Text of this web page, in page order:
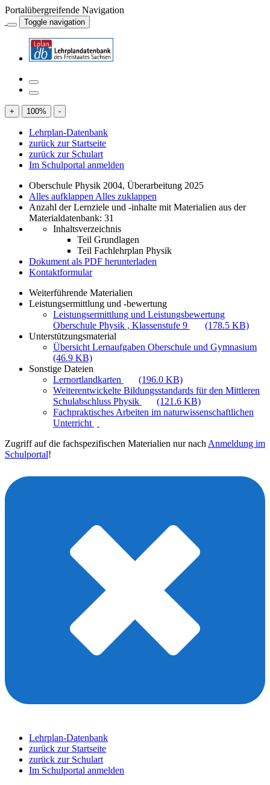
Portalübergreifende Navigation
Toggle navigation
+ 100% -
Lehrplan-Datenbank
zurück zur Startseite
zurück zur Schulart
Im Schulportal anmelden
Oberschule Physik 2004, Überarbeitung 2025
Alles aufklappen Alles zuklappen
Anzahl der Lernziele und -inhalte mit Materialien aus der
Materialdatenbank: 31
Inhaltsverzeichnis
Teil Grundlagen
Teil Fachlehrplan Physik
Dokument als PDF herunterladen
Kontaktformular
Weiterführende Materialien
Leistungsermittlung und -bewertung
Leistungsermittlung und Leistungsbewertung
Oberschule Physik , Klassenstufe 9
(178.5 KB)
Unterstützungsmaterial
Übersicht Lernaufgaben Oberschule und Gymnasium
(46.9 KB)
Sonstige Dateien
Lernortlandkarten
(196.0 KB)
Weiterentwickelte Bildungsstandards für den Mittleren
Schulabschluss Physik
(121.6 KB)
Fachpraktisches Arbeiten im naturwissenschaftlichen
Unterricht
Zugriff auf die fachspezifischen Materialien nur nach Anmeldung im
Schulportal!
Lehrplan-Datenbank
zurück zur Startseite
zurück zur Schulart
Im Schulportal anmelden